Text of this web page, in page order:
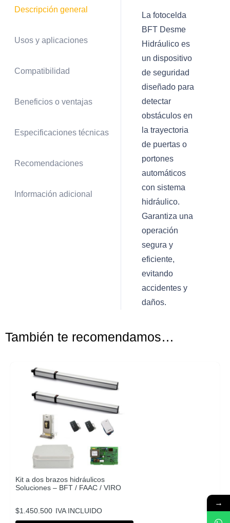
Descripción general
Usos y aplicaciones
Compatibilidad
Beneficios o ventajas
Especificaciones técnicas
Recomendaciones
Información adicional
La fotocelda
BFT Desme
Hidráulico es
un dispositivo
de seguridad
diseñado para
detectar
obstáculos en
la trayectoria
de puertas o
portones
automáticos
con sistema
hidráulico.
Garantiza una
operación
segura y
eficiente,
evitando
accidentes y
daños.
También te recomendamos…
Kit a dos brazos hidráulicos
Soluciones – BFT / FAAC / VIRO
$1.450.500 IVA INCLUIDO
→